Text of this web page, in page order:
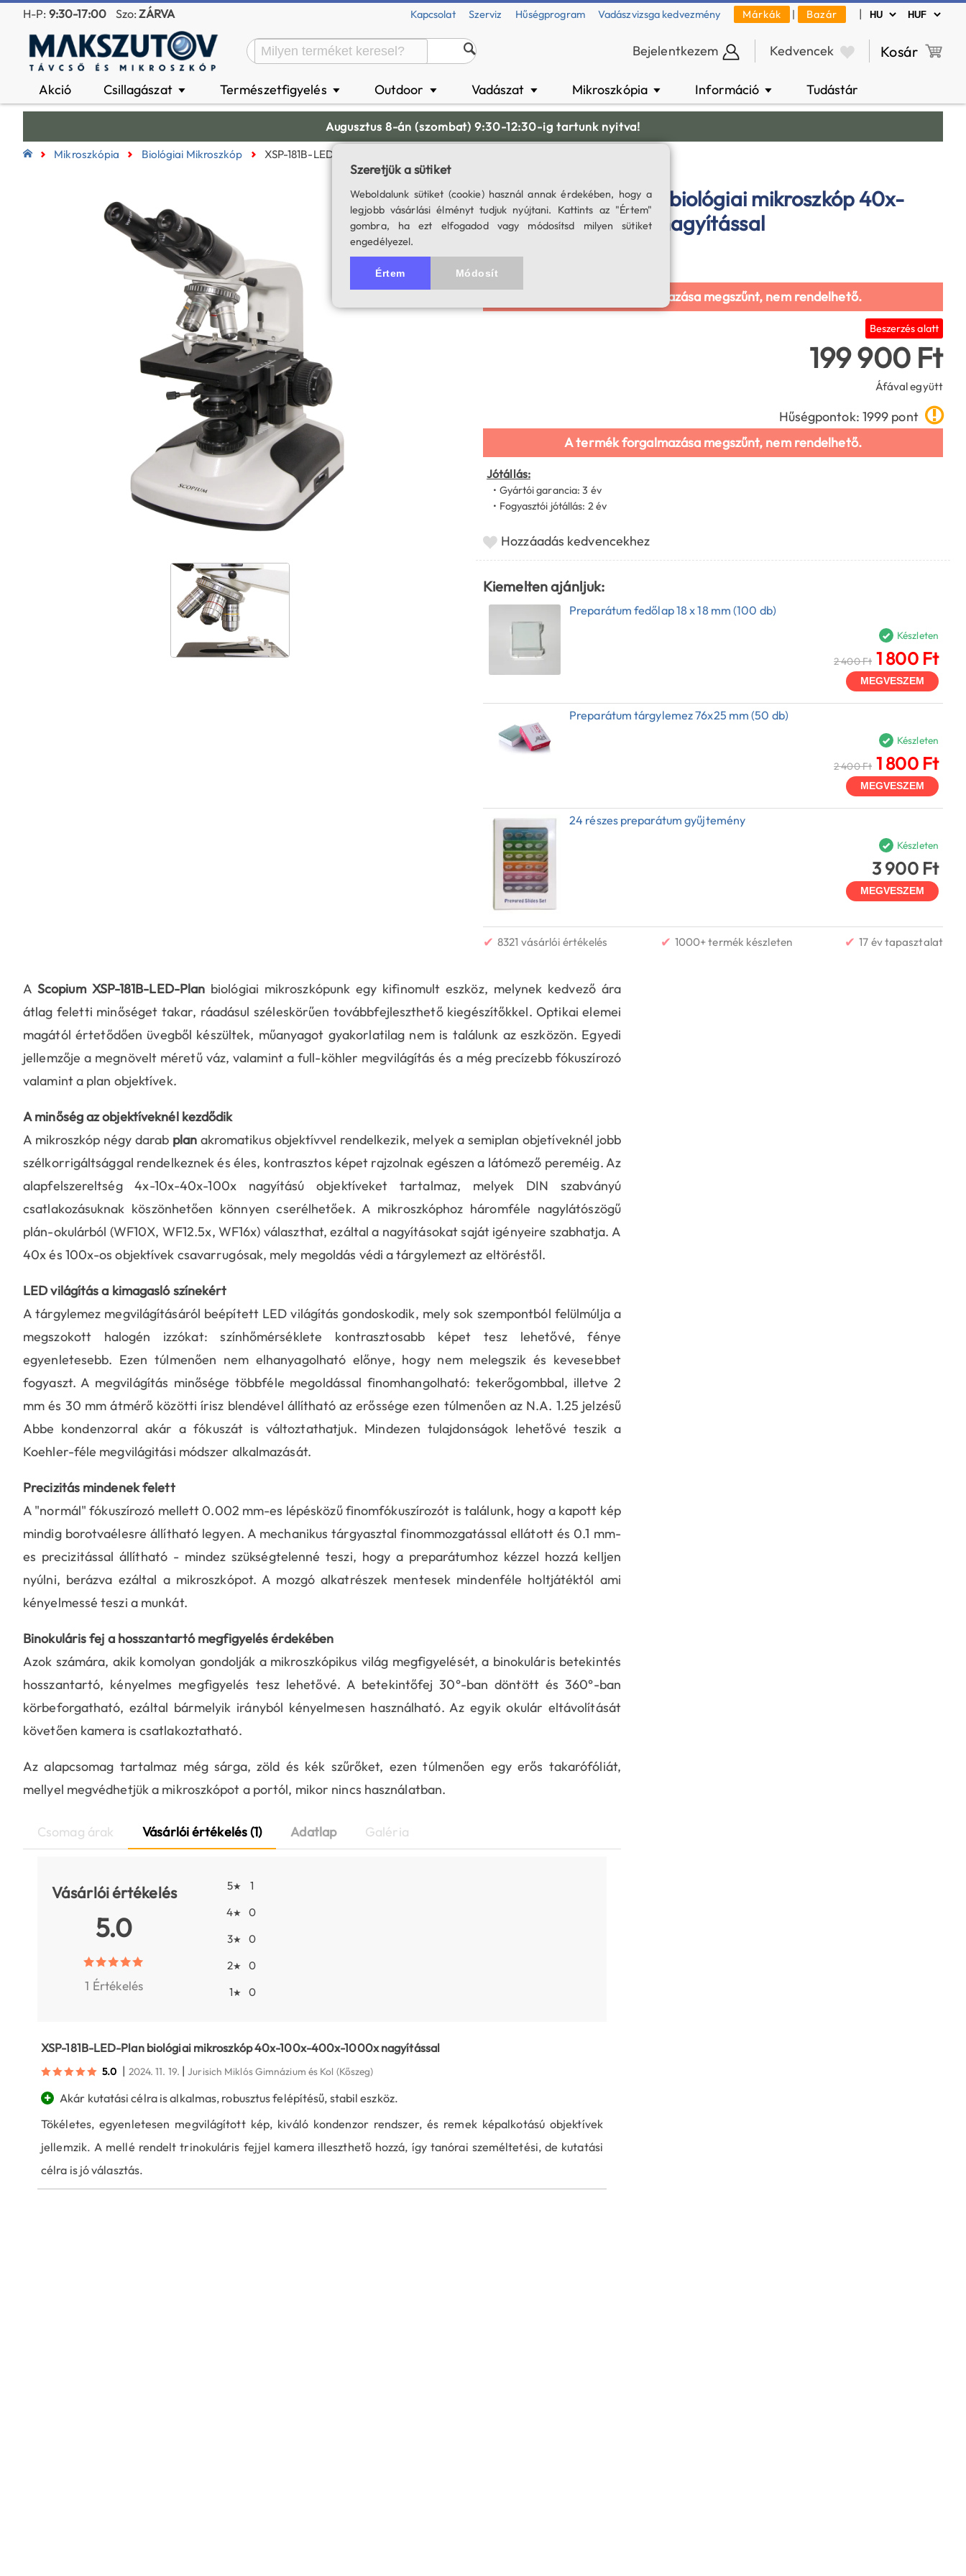
H-P: 9:30-17:00 Szo:ZÁRVA Kapcsolat Szerviz Hűségprogram Vadászvizsga kedvezmény Márkák | Bazár |
Bejelentkezem Kedvencek Kosár
Akció Csillagászat ▼ Természetfigyelés ▼ Outdoor ▼ Vadászat ▼ Mikroszkópia ▼ Információ ▼ Tudástár
Augusztus 8-án (szombat) 9:30-12:30-ig tartunk nyitva!
Mikroszkópia Biológiai Mikroszkóp XSP-181B-LED-Plan Biológiai Mikroszkóp 40x-100x-400x-1000x Nagyítással
XSP-181B-LED-Plan biológiai mikroszkóp 40x-
100x-400x-1000x nagyítással
A termék forgalmazása megszűnt, nem rendelhető.
Beszerzés alatt
199 900 Ft
Áfával együtt
Hűségpontok: 1999 pont
A termék forgalmazása megszűnt, nem rendelhető.
Jótállás:
• Gyártói garancia: 3 év
• Fogyasztói jótállás: 2 év
Hozzáadás kedvencekhez
Kiemelten ajánljuk:
Preparátum fedőlap 18 x 18 mm (100 db)
Készleten
2 400 Ft 1 800 Ft
MEGVESZEM
Preparátum tárgylemez 76x25 mm (50 db)
Készleten
2 400 Ft 1 800 Ft
MEGVESZEM
24 részes preparátum gyűjtemény
Készleten
3 900 Ft
MEGVESZEM
✔ 8321 vásárlói értékelés ✔ 1000+ termék készleten ✔ 17 év tapasztalat
A Scopium XSP-181B-LED-Plan biológiai mikroszkópunk egy kifinomult eszköz, melynek kedvező ára
átlag feletti minőséget takar, ráadásul széleskörűen továbbfejleszthető kiegészítőkkel. Optikai elemei
magától értetődően üvegből készültek, műanyagot gyakorlatilag nem is találunk az eszközön. Egyedi
jellemzője a megnövelt méretű váz, valamint a full-köhler megvilágítás és a még precízebb fókuszírozó
valamint a plan objektívek.
A minőség az objektíveknél kezdődik
A mikroszkóp négy darab plan akromatikus objektívvel rendelkezik, melyek a semiplan objetíveknél jobb
szélkorrigáltsággal rendelkeznek és éles, kontrasztos képet rajzolnak egészen a látómező pereméig. Az
alapfelszereltség 4x-10x-40x-100x nagyítású objektíveket tartalmaz, melyek DIN szabványú
csatlakozásuknak köszönhetően könnyen cserélhetőek. A mikroszkóphoz háromféle nagylátószögű
plán-okulárból (WF10X, WF12.5x, WF16x) választhat, ezáltal a nagyításokat saját igényeire szabhatja. A
40x és 100x-os objektívek csavarrugósak, mely megoldás védi a tárgylemezt az eltöréstől.
LED világítás a kimagasló színekért
A tárgylemez megvilágításáról beépített LED világítás gondoskodik, mely sok szempontból felülmúlja a
megszokott halogén izzókat: színhőmérséklete kontrasztosabb képet tesz lehetővé, fénye
egyenletesebb. Ezen túlmenően nem elhanyagolható előnye, hogy nem melegszik és kevesebbet
fogyaszt. A megvilágítás minősége többféle megoldással finomhangolható: tekerőgombbal, illetve 2
mm és 30 mm átmérő közötti írisz blendével állítható az erőssége ezen túlmenően az N.A. 1.25 jelzésű
Abbe kondenzorral akár a fókuszát is változtathatjuk. Mindezen tulajdonságok lehetővé teszik a
Koehler-féle megvilágitási módszer alkalmazását.
Precizitás mindenek felett
A "normál" fókuszírozó mellett 0.002 mm-es lépésközű finomfókuszírozót is találunk, hogy a kapott kép
mindig borotvaélesre állítható legyen. A mechanikus tárgyasztal finommozgatással ellátott és 0.1 mm-
es precizitással állítható - mindez szükségtelenné teszi, hogy a preparátumhoz kézzel hozzá kelljen
nyúlni, berázva ezáltal a mikroszkópot. A mozgó alkatrészek mentesek mindenféle holtjátéktól ami
kényelmessé teszi a munkát.
Binokuláris fej a hosszantartó megfigyelés érdekében
Azok számára, akik komolyan gondolják a mikroszkópikus világ megfigyelését, a binokuláris betekintés
hosszantartó, kényelmes megfigyelés tesz lehetővé. A betekintőfej 30°-ban döntött és 360°-ban
körbeforgatható, ezáltal bármelyik irányból kényelmesen használható. Az egyik okulár eltávolítását
követően kamera is csatlakoztatható.
Az alapcsomag tartalmaz még sárga, zöld és kék szűrőket, ezen túlmenően egy erős takarófóliát,
mellyel megvédhetjük a mikroszkópot a portól, mikor nincs használatban.
Csomag árak Vásárlói értékelés (1) Adatlap Galéria
Vásárlói értékelés
5.0
1 Értékelés
5★
1
4★
0
3★
0
2★
0
1★ 0
XSP-181B-LED-Plan biológiai mikroszkóp 40x-100x-400x-1000x nagyítással
5.0 | 2024. 11. 19. |Jurisich Miklós Gimnázium és Kol (Kőszeg)
+ Akár kutatási célra is alkalmas, robusztus felépítésű, stabil eszköz.
Tökéletes, egyenletesen megvilágított kép, kiváló kondenzor rendszer, és remek képalkotású objektívek
jellemzik. A mellé rendelt trinokuláris fejjel kamera illeszthető hozzá, így tanórai személtetési, de kutatási
célra is jó választás.
Szeretjük a sütiket
Weboldalunk sütiket (cookie) használ annak érdekében, hogy a
legjobb vásárlási élményt tudjuk nyújtani. Kattints az "Értem"
gombra, ha ezt elfogadod vagy módosítsd milyen sütiket
engedélyezel.
Értem Módosít